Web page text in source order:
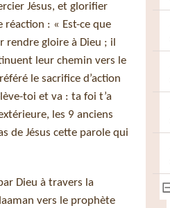
Jésus, et glorifier
réaction : « Est-ce que
rendre gloire à Dieu ; il
leur chemin vers le
le sacrifice d’action
toi et va : ta foi t’a
les 9 anciens
de Jésus cette parole qui
Dieu à travers la
vers le prophète